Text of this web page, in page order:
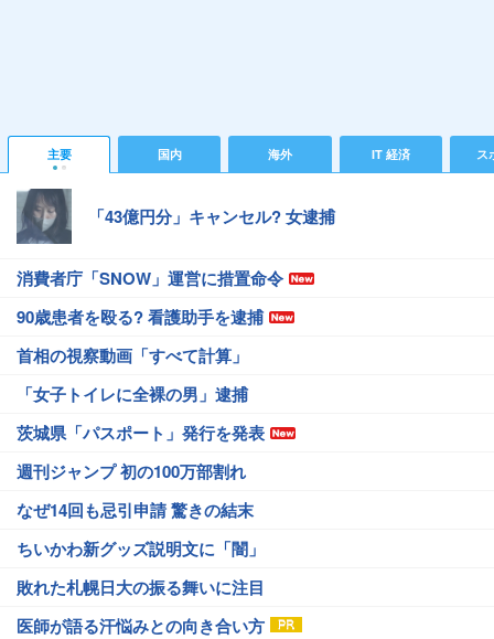
主要 国内 海外 IT 経済 ス
「43億円分」キャンセル? 女逮捕
消費者庁「SNOW」運営に措置命令
90歳患者を殴る? 看護助手を逮捕
首相の視察動画「すべて計算」
「女子トイレに全裸の男」逮捕
茨城県「パスポート」発行を発表
週刊ジャンプ 初の100万部割れ
なぜ14回も忌引申請 驚きの結末
ちいかわ新グッズ説明文に「闇」
敗れた札幌日大の振る舞いに注目
医師が語る汗悩みとの向き合い方